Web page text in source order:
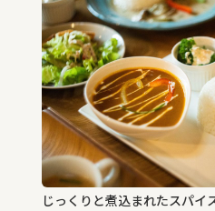
じっくりと煮込まれたスパイ